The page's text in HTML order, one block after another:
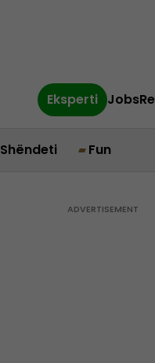
Eksperti Jobs
Shëndeti Fun